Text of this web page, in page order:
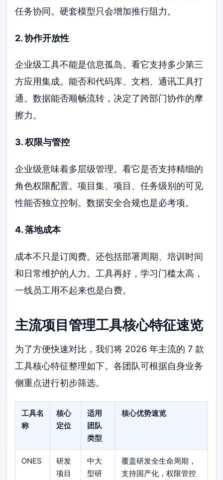
任务协同。硬套模型只会增加推行阻力。
2. 协作开放性
企业级工具不能是信息孤岛。看它支持多少第三
方应用集成。能否和代码库、文档、通讯工具打
通。数据能否顺畅流转，决定了跨部门协作的摩
擦力。
3. 权限与管控
企业级意味着多层级管理。看它是否支持精细的
角色权限配置。项目集、项目、任务级别的可见
性能否独立控制。数据安全合规也是必考项。
4. 落地成本
成本不只是订阅费。还包括部署周期、培训时间
和日常维护的人力。工具再好，学习门槛太高，
一线员工用不起来也是白费。
主流项目管理工具核心特征速览
为了方便快速对比，我们将 2026 年主流的 7 款
工具核心特征整理如下。各团队可根据自身业务
侧重点进行初步筛选。
工具名
称
核心
定位
适用
团队
类型
核心优势速览
ONES
研发
项目
中大
型研
覆盖研发全生命周期，
支持国产化，权限管控